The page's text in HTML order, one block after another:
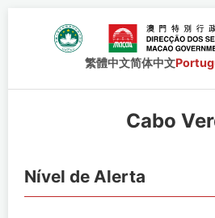
繁體中文简体中文
Cabo
Nível de Alerta